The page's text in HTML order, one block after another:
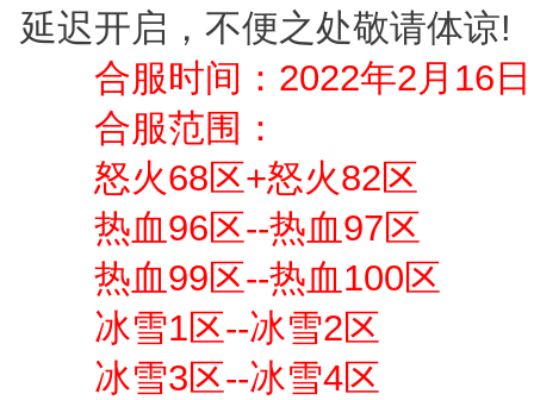
延迟开启，不便之处敬请体谅!
合服时间：2022年2月16
合服范围：
怒火68区+怒火82区
热血96区--热血97区
热血99区--热血100区
冰雪1区--冰雪2区
冰雪3区--冰雪4区